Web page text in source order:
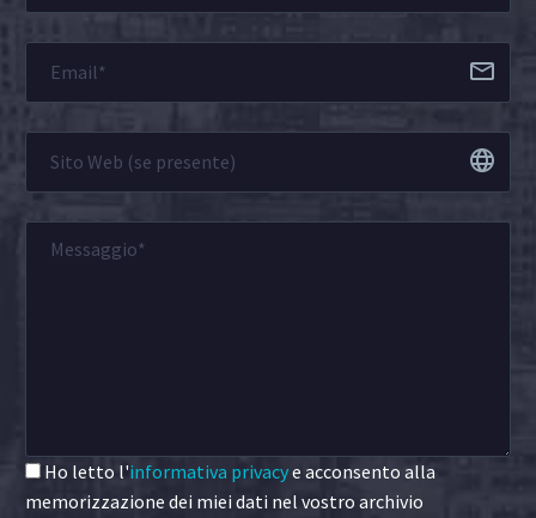
Ho letto l'informativa privacye acconsento alla
memorizzazione dei miei dati nel vostro archivio